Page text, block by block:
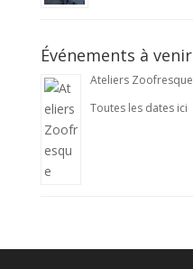
Événements à venir
Ateliers Zoofresque
Toutes les dates ici